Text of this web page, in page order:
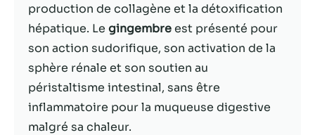
production de collagène et la détoxification
hépatique. Le gingembreest présenté pour
son action sudorifique, son activation de la
sphère rénale et son soutien au
péristaltisme intestinal, sans être
inflammatoire pour la muqueuse digestive
malgré sa chaleur.
Experience
Afin que notre
site Web
fonctionne
aussi bien que
possible lors
de votre visite.
Si vous refusez